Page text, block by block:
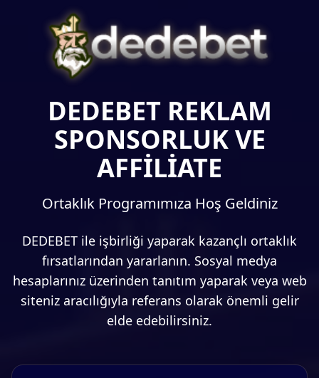
DEDEBET REKLAM
SPONSORLUK VE
AFFİLİATE
Ortaklık Programımıza Hoş Geldiniz
DEDEBET ile işbirliği yaparak kazançlı ortaklık
fırsatlarından yararlanın. Sosyal medya
hesaplarınız üzerinden tanıtım yaparak veya web
siteniz aracılığıyla referans olarak önemli gelir
elde edebilirsiniz.